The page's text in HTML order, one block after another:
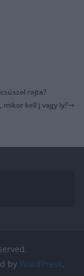
rajta?
mikor kell j vagy ly?
by WordPress.